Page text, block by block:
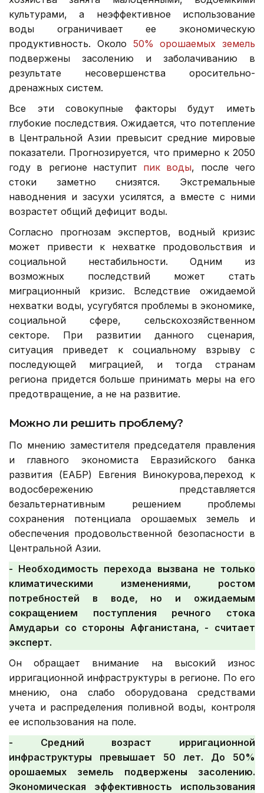
культурами, а неэффективное использование
воды ограничивает ее экономическую
продуктивность. Около 50% орошаемых земель
подвержены засолению и заболачиванию в
результате несовершенства оросительно-
дренажных систем.
Все эти совокупные факторы будут иметь
глубокие последствия. Ожидается, что потепление
в Центральной Азии превысит средние мировые
показатели. Прогнозируется, что примерно к 2050
году в регионе наступит пик воды, после чего
стоки заметно снизятся. Экстремальные
наводнения и засухи усилятся, а вместе с ними
возрастет общий дефицит воды.
Согласно прогнозам экспертов, водный кризис
может привести к нехватке продовольствия и
социальной нестабильности. Одним из
возможных последствий может стать
миграционный кризис. Вследствие ожидаемой
нехватки воды, усугубятся проблемы в экономике,
социальной сфере, сельскохозяйственном
секторе. При развитии данного сценария,
ситуация приведет к социальному взрыву с
последующей миграцией, и тогда странам
региона придется больше принимать меры на его
предотвращение, а не на развитие.
Можно ли решить проблему?
По мнению заместителя председателя правления
и главного экономиста Евразийского банка
развития (ЕАБР) Евгения Винокурова,переход к
водосбережению представляется
безальтернативным решением проблемы
сохранения потенциала орошаемых земель и
обеспечения продовольственной безопасности в
Центральной Азии.
- Необходимость перехода вызвана не только
климатическими изменениями, ростом
потребностей в воде, но и ожидаемым
сокращением поступления речного стока
Амударьи со стороны Афганистана, - считает
эксперт.
Он обращает внимание на высокий износ
ирригационной инфраструктуры в регионе. По его
мнению, она слабо оборудована средствами
учета и распределения поливной воды, контроля
ее использования на поле.
- Средний возраст ирригационной
инфраструктуры превышает 50 лет. До 50%
орошаемых земель подвержены засолению.
Экономическая эффективность использования